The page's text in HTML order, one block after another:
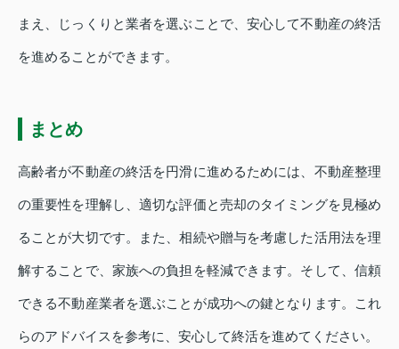
まえ、じっくりと業者を選ぶことで、安心して不動産の終活
を進めることができます。
まとめ
高齢者が不動産の終活を円滑に進めるためには、不動産整理
の重要性を理解し、適切な評価と売却のタイミングを見極め
ることが大切です。また、相続や贈与を考慮した活用法を理
解することで、家族への負担を軽減できます。そして、信頼
できる不動産業者を選ぶことが成功への鍵となります。これ
らのアドバイスを参考に、安心して終活を進めてください。